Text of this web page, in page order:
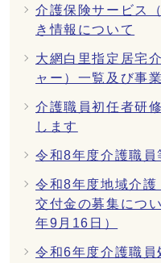
介護保険サービス
き情報について
大網白里指定居宅
ャー）一覧及び事
介護職員初任者研
します
令和8年度介護職員
令和8年度地域介
交付金の募集につ
年9月16日）
令和6年度介護職